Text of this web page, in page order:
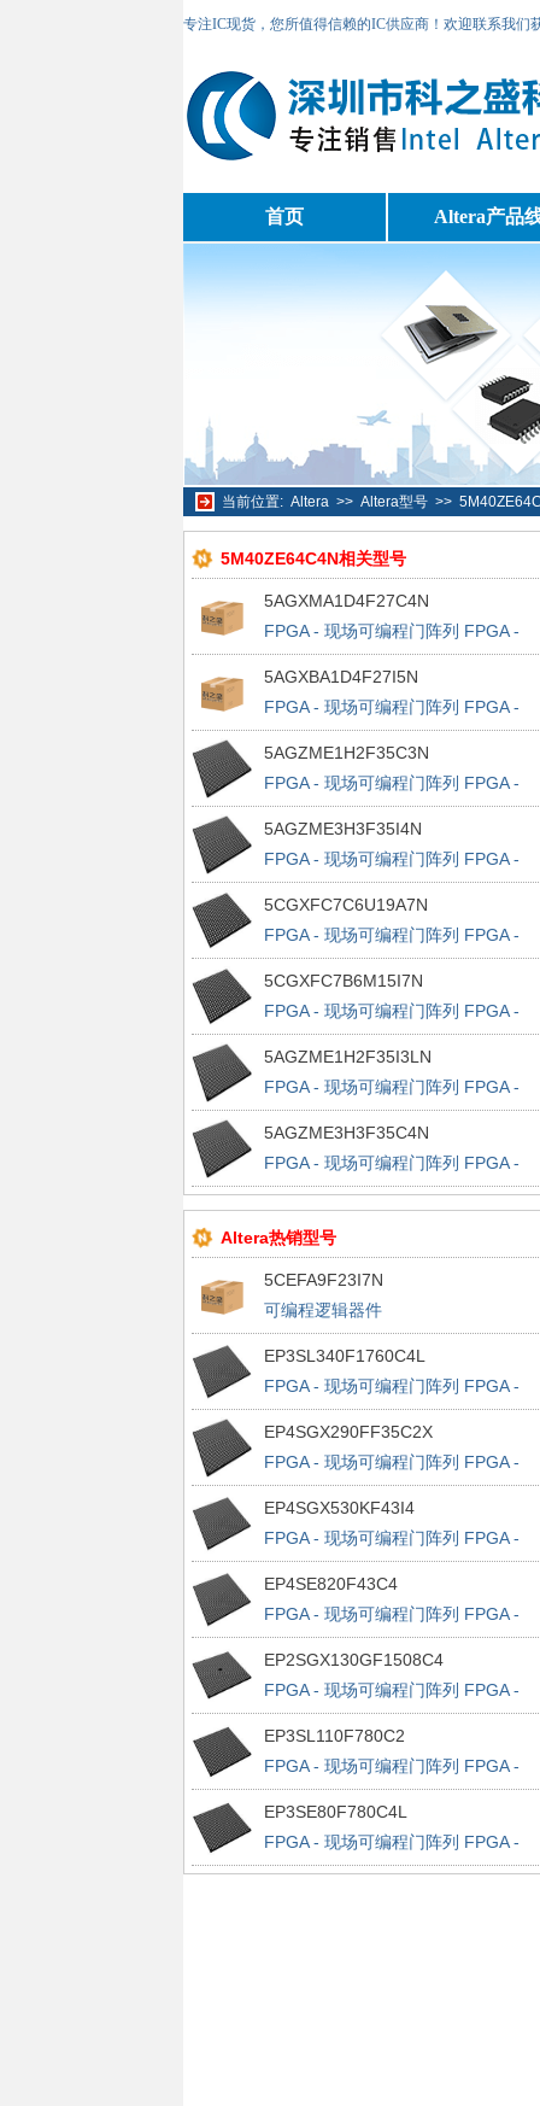
专注IC现货，您所值得信赖的IC供应商！欢迎联系我们
首页 Altera产品
当前位置: Altera>> Altera型号>>
5M40ZE64C4N相关型号
5AGXMA1D4F27C4N
FPGA - 现场可编程门阵列 FPGA -
Arria V GX 2830 LABS 336 IOs
5AGXBA1D4F27I5N
FPGA - 现场可编程门阵列 FPGA -
Arria V GX 2830 LABS 336 IOs
5AGZME1H2F35C3N
FPGA - 现场可编程门阵列 FPGA -
Arria V GZ 8302 LABS 414 IOs
5AGZME3H3F35I4N
FPGA - 现场可编程门阵列 FPGA -
Arria V GZ 13584 LABS 414 IOs
5CGXFC7C6U19A7N
FPGA - 现场可编程门阵列 FPGA -
Cyclone V GX 5648 LABs 224 IOs
5CGXFC7B6M15I7N
FPGA - 现场可编程门阵列 FPGA -
Cyclone V GX 56480 LABs 480 IOs
5AGZME1H2F35I3LN
FPGA - 现场可编程门阵列 FPGA -
Arria V GZ 8302 LABS 414 IOs
5AGZME3H3F35C4N
FPGA - 现场可编程门阵列 FPGA -
Arria V GZ 13584 LABS 414 IOs
Altera热销型号
5CEFA9F23I7N
可编程逻辑器件
EP3SL340F1760C4L
FPGA - 现场可编程门阵列 FPGA -
Stratix III 13500 LABs 1120 IOs
EP4SGX290FF35C2X
FPGA - 现场可编程门阵列 FPGA -
Stratix IV GX 11648 LABs 564 IOs
EP4SGX530KF43I4
FPGA - 现场可编程门阵列 FPGA -
Stratix IV GX 21248 LABs 880 IOs
EP4SE820F43C4
FPGA - 现场可编程门阵列 FPGA -
Stratix IV E 32522 LABs 1120 IOs
EP2SGX130GF1508C4
FPGA - 现场可编程门阵列 FPGA -
Stratix II GX 6627 LABs 734 IOs
EP3SL110F780C2
FPGA - 现场可编程门阵列 FPGA -
Stratix III 4300 LABs 488 IOs
EP3SE80F780C4L
FPGA - 现场可编程门阵列 FPGA -
Stratix III 3200 LABs 488 IOs